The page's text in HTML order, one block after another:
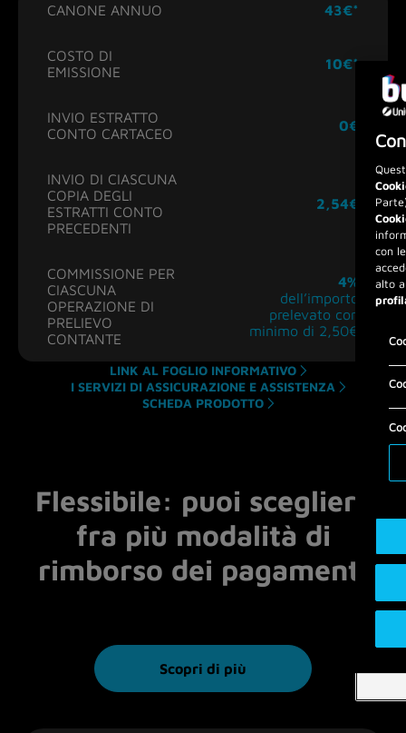
CANONE ANNUO 43€*
COSTO DI
EMISSIONE
10€*
INVIO ESTRATTO
CONTO CARTACEO
0€
INVIO DI CIASCUNA
COPIA DEGLI
ESTRATTI CONTO
PRECEDENTI
2,54€
COMMISSIONE PER
CIASCUNA
OPERAZIONE DI
PRELIEVO
CONTANTE
4%
dell’importo
prelevato con
minimo di 2,50€
LINK AL FOGLIO INFORMATIVO
I SERVIZI DI ASSICURAZIONE E ASSISTENZA
SCHEDA PRODOTTO
Flessibile: puoi scegliere
fra più modalità di
rimborso dei pagamenti
Scopri di più
con
alto